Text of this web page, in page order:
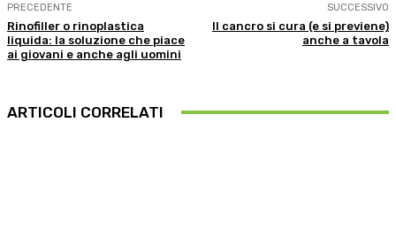
PRECEDENTE
Rinofiller o rinoplastica
liquida: la soluzione che piace
ai giovani e anche agli uomini
SUCCESSIVO
Il cancro si cura (e si previene)
anche a tavola
ARTICOLI CORRELATI